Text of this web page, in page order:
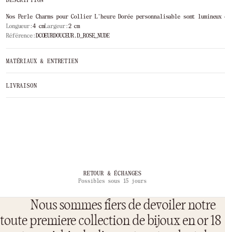
Nos Perle Charms pour Collier L'heure Dorée personnalisable sont
Longueur:4 cmLargeur:2 cm
Référence:DCOEURDOUCEUR.D_ROSE_NUDE
MATÉRIAUX & ENTRETIEN
LIVRAISON
RETOUR & ÉCHANGES
Possibles sous 15 jours
Nous sommes fiers de devoiler notre
toute premiere collection de bijoux en or 18